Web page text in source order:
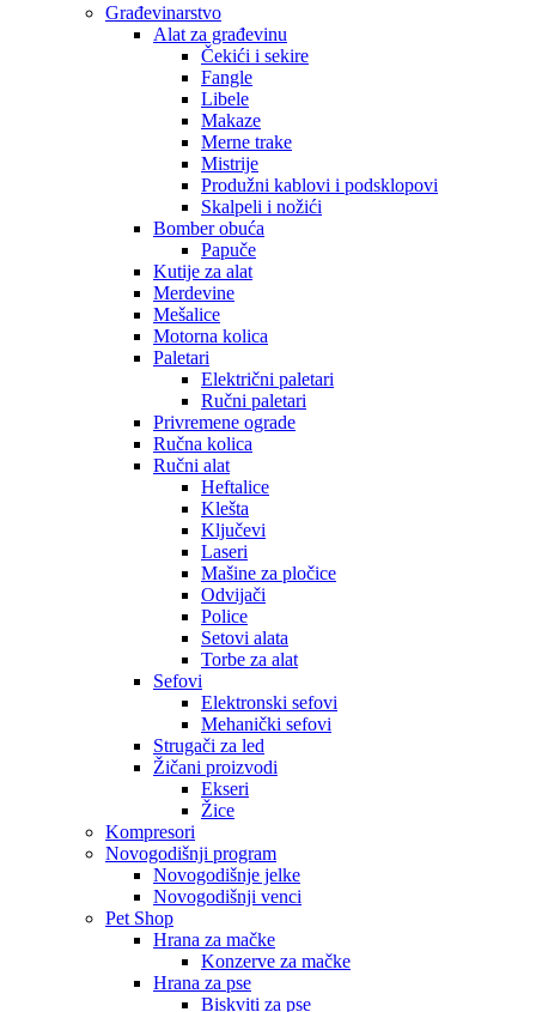
Građevinarstvo
Alat za građevinu
Čekići i sekire
Fangle
Libele
Makaze
Merne trake
Mistrije
Produžni kablovi i podsklopovi
Skalpeli i nožići
Bomber obuća
Papuče
Kutije za alat
Merdevine
Mešalice
Motorna kolica
Paletari
Električni paletari
Ručni paletari
Privremene ograde
Ručna kolica
Ručni alat
Heftalice
Klešta
Ključevi
Laseri
Mašine za pločice
Odvijači
Police
Setovi alata
Torbe za alat
Sefovi
Elektronski sefovi
Mehanički sefovi
Strugači za led
Žičani proizvodi
Ekseri
Žice
Kompresori
Novogodišnji program
Novogodišnje jelke
Novogodišnji venci
Pet Shop
Hrana za mačke
Konzerve za mačke
Hrana za pse
Biskviti za pse